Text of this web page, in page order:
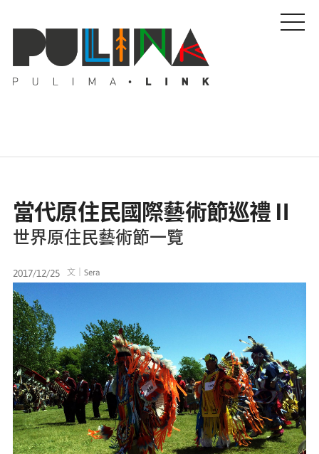
藝壇人物
Pulima藝術獎
媒體專區
原住民族文化藝術補助成果專區
展演櫥窗
當代原住民國際藝術節巡禮Ⅱ
世界原住民藝術節一覽
2017/12/25 文｜Sera